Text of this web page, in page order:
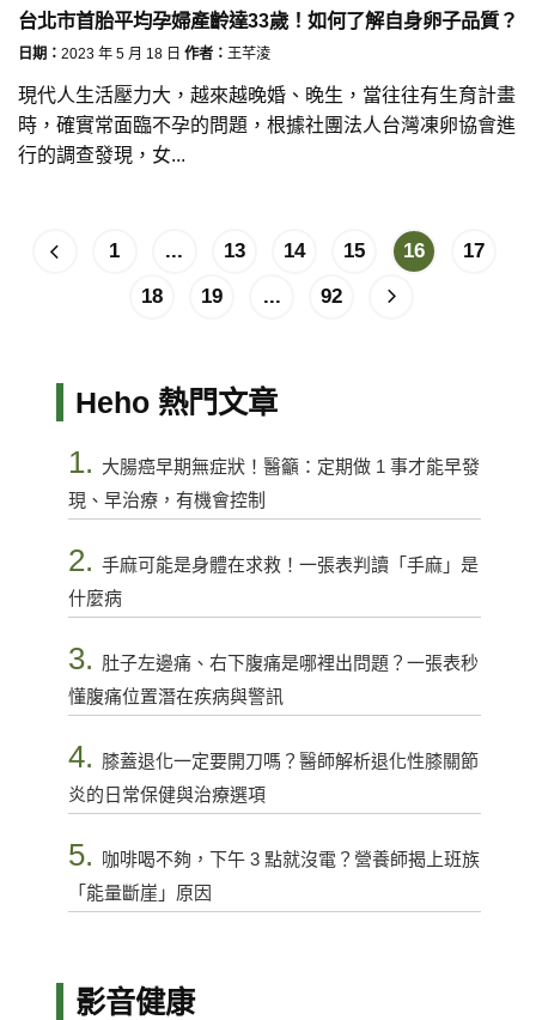
台北市首胎平均孕婦產齡達33歲！如何了解自身卵子品質？
日期： 2023 年 5 月 18 日 作者： 王芊淩
現代人生活壓力大，越來越晚婚、晚生，當往往有生育計畫
時，確實常面臨不孕的問題，根據社團法人台灣凍卵協會進
行的調查發現，女...
1 ... 13 14 15 16
17
18
19 ... 92
Heho 熱門文章
1. 大腸癌早期無症狀！醫籲：定期做 1 事才能早發
現、早治療，有機會控制
2. 手麻可能是身體在求救！一張表判讀「手麻」是
什麼病
3. 肚子左邊痛、右下腹痛是哪裡出問題？一張表秒
懂腹痛位置潛在疾病與警訊
4. 膝蓋退化一定要開刀嗎？醫師解析退化性膝關節
炎的日常保健與治療選項
5.
咖啡喝不夠，下午 3 點就沒電？營養師揭上班族
「能量斷崖」原因
影音健康